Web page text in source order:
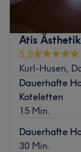
Atis Ästhetik
5,0
Kurl-Husen,
Dauerhafte
Koteletten
15 Min.
Dauerhafte
30 Min.